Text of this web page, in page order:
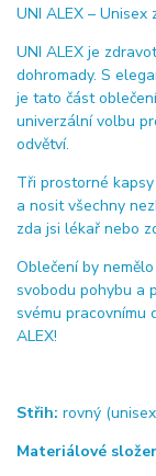
UNI ALEX –
UNI ALEX je
dohromady. S
je tato část
univerzální volbu
odvětví.
Tři prostorné
a nosit všechny
zda jsi lékař nebo
Oblečení by
svobodu pohybu a
svému pracovnímu
ALEX!
Střih: rovný
Materiálové